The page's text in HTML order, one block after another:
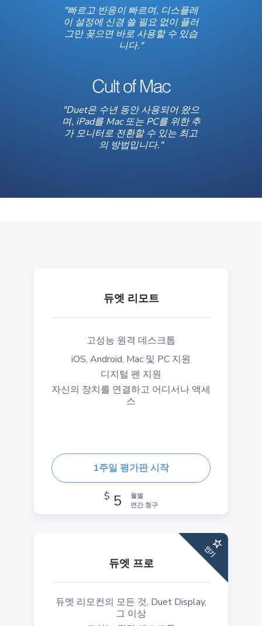
"빠르고 반응이 빠르며, 디스플레
이 설정에 신경 쓸 필요 없이 플러
그만 꽂으면 바로 사용할 수 있습
니다."
"Duet은 수년 동안 사용되어 왔으
며, iPad를 Mac 또는 PC를 위한 추
가 모니터로 전환할 수 있는 최고
의 방법입니다."
듀엣 리모트
고성능 원격 데스크톱
iOS, Android, Mac 및 PC 지원
디지털 펜 지원
자신의 장치를 연결하고 어디서나 액세
스
1주일 평가판 시작
$ 5
월별
연간 청구
인기
듀엣 프로
듀엣 리모컨의 모든 것, Duet Display,
그 이상